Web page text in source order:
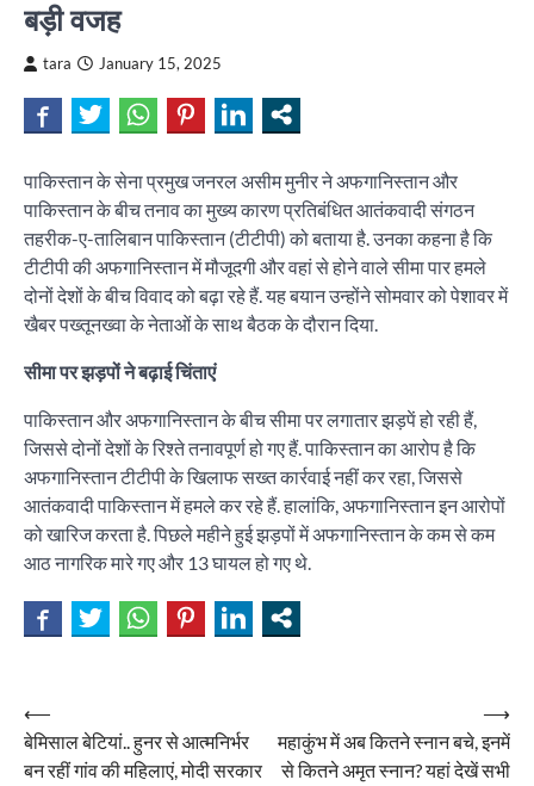
बड़ी वजह
tara January 15, 2025
पाकिस्तान के सेना प्रमुख जनरल असीम मुनीर ने अफगानिस्तान और
पाकिस्तान के बीच तनाव का मुख्य कारण प्रतिबंधित आतंकवादी संगठन
तहरीक-ए-तालिबान पाकिस्तान (टीटीपी) को बताया है. उनका कहना है कि
टीटीपी की अफगानिस्तान में मौजूदगी और वहां से होने वाले सीमा पार हमले
दोनों देशों के बीच विवाद को बढ़ा रहे हैं. यह बयान उन्होंने सोमवार को पेशावर में
खैबर पख्तूनख्वा के नेताओं के साथ बैठक के दौरान दिया.
सीमा पर झड़पों ने बढ़ाई चिंताएं
पाकिस्तान और अफगानिस्तान के बीच सीमा पर लगातार झड़पें हो रही हैं,
जिससे दोनों देशों के रिश्ते तनावपूर्ण हो गए हैं. पाकिस्तान का आरोप है कि
अफगानिस्तान टीटीपी के खिलाफ सख्त कार्रवाई नहीं कर रहा, जिससे
आतंकवादी पाकिस्तान में हमले कर रहे हैं. हालांकि, अफगानिस्तान इन आरोपों
को खारिज करता है. पिछले महीने हुई झड़पों में अफगानिस्तान के कम से कम
आठ नागरिक मारे गए और 13 घायल हो गए थे.
Post
navigation
⟵
बेमिसाल बेटियां.. हुनर से आत्मनिर्भर
बन रहीं गांव की महिलाएं, मोदी सरकार
महाकुंभ में अब कितने स्नान बचे, इनमें
से कितने अमृत स्नान? यहां देखें सभी
⟶